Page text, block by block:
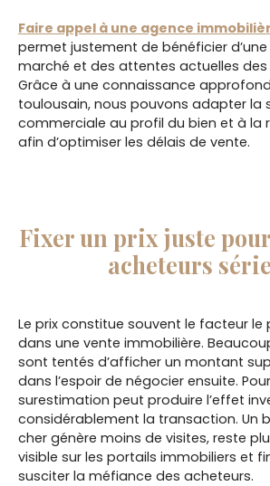
Faire appel à une agence
permet justement de bénéficier
marché et des attentes actuelles des
Grâce à une connaissance
toulousain, nous pouvons adapter la
commerciale au profil du bien et à la
afin d’optimiser les délais de vente.
Fixer un prix juste
acheteurs
Le prix constitue souvent le facteur le
dans une vente immobilière.
sont tentés d’afficher un montant
dans l’espoir de négocier ensuite.
surestimation peut produire l’effet
considérablement la transaction. Un
cher génère moins de visites, reste
visible sur les portails immobiliers et
susciter la méfiance des acheteurs.